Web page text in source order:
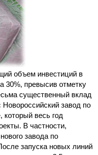
объем инвестиций в
30%, превысив отметку
существенный вклад
Новороссийский завод по
который весь год
В частности,
завода по
запуска новых линий